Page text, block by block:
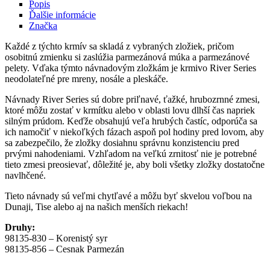
Popis
Ďalšie informácie
Značka
Každé z týchto krmív sa skladá z vybraných zložiek, pričom
osobitnú zmienku si zaslúžia parmezánová múka a parmezánové
pelety. Vďaka týmto návnadovým zložkám je krmivo River Series
neodolateľné pre mreny, nosále a pleskáče.
Návnady River Series sú dobre priľnavé, ťažké, hrubozrnné zmesi,
ktoré môžu zostať v krmítku alebo v oblasti lovu dlhší čas napriek
silným prúdom. Keďže obsahujú veľa hrubých častíc, odporúča sa
ich namočiť v niekoľkých fázach aspoň pol hodiny pred lovom, aby
sa zabezpečilo, že zložky dosiahnu správnu konzistenciu pred
prvými nahodeniami. Vzhľadom na veľkú zrnitosť nie je potrebné
tieto zmesi preosievať, dôležité je, aby boli všetky zložky dostatočne
navlhčené.
Tieto návnady sú veľmi chytľavé a môžu byť skvelou voľbou na
Dunaji, Tise alebo aj na našich menších riekach!
Druhy:
98135-830 – Korenistý syr
98135-856 – Cesnak Parmezán